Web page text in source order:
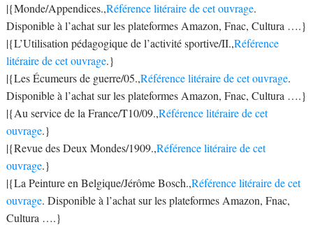
|{Monde/Appendices.,Référence litéraire de cet ouvrage.
Disponible à l’achat sur les plateformes Amazon, Fnac, Cultura ….}
|{L’Utilisation pédagogique de l’activité sportive/II.,Référence
litéraire de cet ouvrage.}
|{Les Écumeurs de guerre/05.,Référence litéraire de cet ouvrage.
Disponible à l’achat sur les plateformes Amazon, Fnac, Cultura ….}
|{Au service de la France/T10/09.,Référence litéraire de cet
ouvrage.}
|{Revue des Deux Mondes/1909.,Référence litéraire de cet
ouvrage.}
|{La Peinture en Belgique/Jérôme Bosch.,Référence litéraire de cet
ouvrage. Disponible à l’achat sur les plateformes Amazon, Fnac,
Cultura ….}